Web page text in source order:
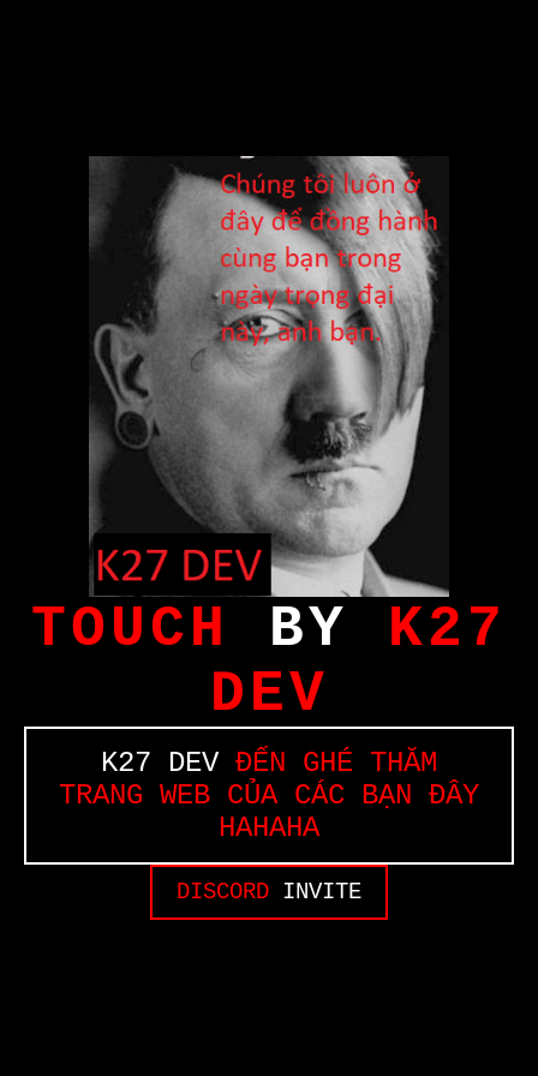
TOUCH BY K27
DEV
K27 DEVĐẾN GHÉ THĂM
TRANG WEB CỦA CÁC BẠN ĐÂY
HAHAHA
DISCORD INVITE